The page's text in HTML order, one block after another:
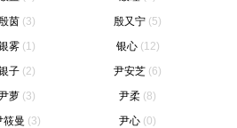
殷茵 (3) 殷又宁 (5)
雾 (1) 银心 (12)
子 (2) 尹安芝 (6)
萝 (3) 尹柔 (8)
筱曼 (3) 尹心 (0)